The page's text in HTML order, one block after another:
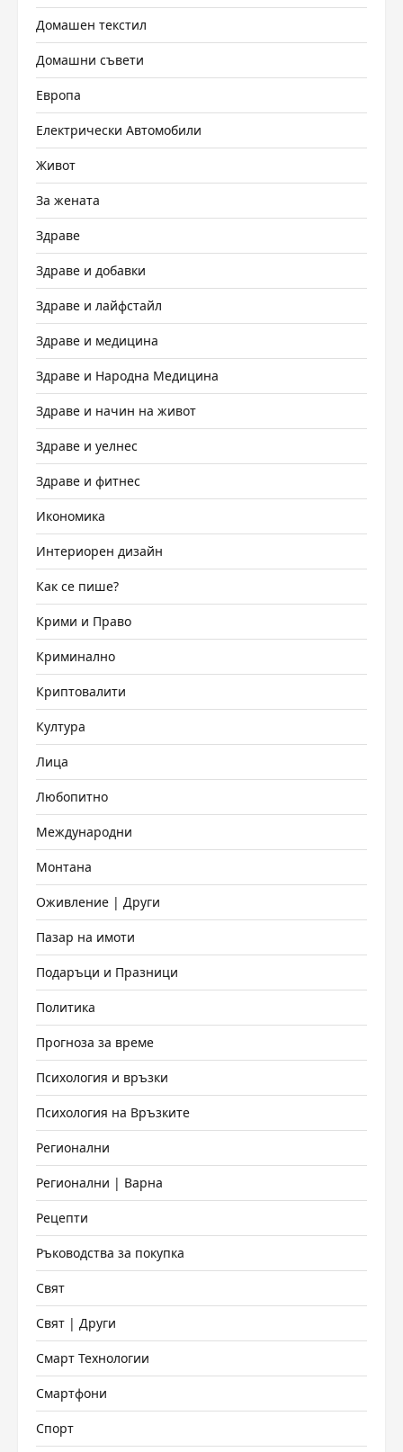
Домашен текстил
Домашни съвети
Европа
Електрически Автомобили
Живот
За жената
Здраве
Здраве и добавки
Здраве и лайфстайл
Здраве и медицина
Здраве и Народна Медицина
Здраве и начин на живот
Здраве и уелнес
Здраве и фитнес
Икономика
Интериорен дизайн
Как се пише?
Крими и Право
Криминално
Криптовалити
Култура
Лица
Любопитно
Международни
Монтана
Оживление | Други
Пазар на имоти
Подаръци и Празници
Политика
Прогноза за време
Психология и връзки
Психология на Връзките
Регионални
Регионални | Варна
Рецепти
Ръководства за покупка
Свят
Свят | Други
Смарт Технологии
Смартфони
Спорт